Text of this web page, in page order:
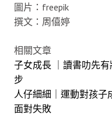
圖片：freepik
撰文：周僖婷
相關文章
子女成長 ｜讀書叻先
步
人仔細細｜運動對孩子
面對失敗